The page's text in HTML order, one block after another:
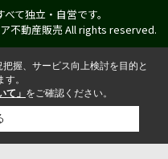
て独立・自営です。
不動産販売 All rights reserved.
握、サービス向上検討を目的と
。
て」 をご確認ください。